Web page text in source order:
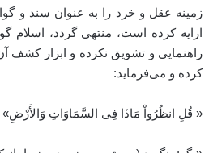
زمینه عقل و خرد را به عنوان سند و
ارایه کرده است، منتهی گردد، اسلام
راهنمایی و تشویق نکرده و ابزار کشف
کرده و می‌فرماید:
«‏ قُلِ انظُرُواْ مَاذَا فِی السَّمَاوَاتِ وَالأَرْضِ»